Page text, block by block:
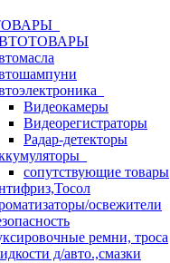
Видеокамеры
Видеорегистраторы
Радар-детекторы
сопутствующие товары
освежители
ремни, троса
д/авто.,смазки